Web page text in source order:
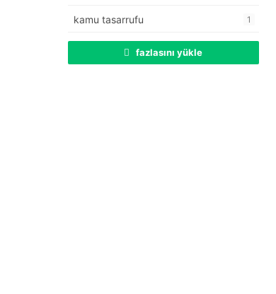
kamu tasarrufu 1
fazlasını yükle